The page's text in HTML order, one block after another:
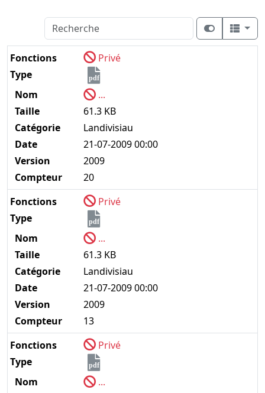
Fonctions
Privé
Type
pdf
Nom
...
Taille
61.3 KB
Catégorie
Landivisiau
Date
21-07-2009 00:00
Version
2009
Compteur
20
Fonctions
Privé
Type
pdf
Nom
...
Taille
61.3 KB
Catégorie
Landivisiau
Date
21-07-2009 00:00
Version
2009
Compteur
13
Fonctions
Privé
Type
pdf
Nom
...